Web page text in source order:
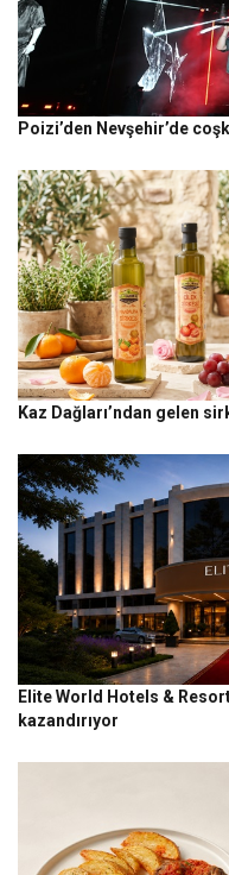
Poizi’den Nevşehir’de
Kaz Dağları’ndan gelen
Elite World Hotels &
kazandırıyor